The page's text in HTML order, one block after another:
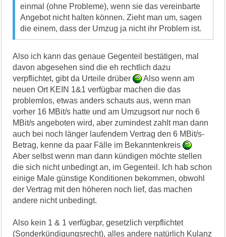
einmal (ohne Probleme), wenn sie das vereinbarte
Angebot nicht halten können. Zieht man um, sagen
die einem, dass der Umzug ja nicht ihr Problem ist.
Also ich kann das genaue Gegenteil bestätigen, mal
davon abgesehen sind die eh rechtlich dazu
verpflichtet, gibt da Urteile drüber
Also wenn am
neuen Ort KEIN 1&1 verfügbar machen die das
problemlos, etwas anders schauts aus, wenn man
vorher 16 MBit/s hatte und am Umzugsort nur noch 6
MBit/s angeboten wird, aber zumindest zahlt man dann
auch bei noch länger laufendem Vertrag den 6 MBit/s-
Betrag, kenne da paar Fälle im Bekanntenkreis
Aber selbst wenn man dann kündigen möchte stellen
die sich nicht unbedingt an, im Gegenteil. Ich hab schon
einige Male günstige Konditionen bekommen, obwohl
der Vertrag mit den höheren noch lief, das machen
andere nicht unbedingt.
Also kein 1 & 1 verfügbar, gesetzlich verpflichtet
(Sonderkündigungsrecht), alles andere natürlich Kulanz